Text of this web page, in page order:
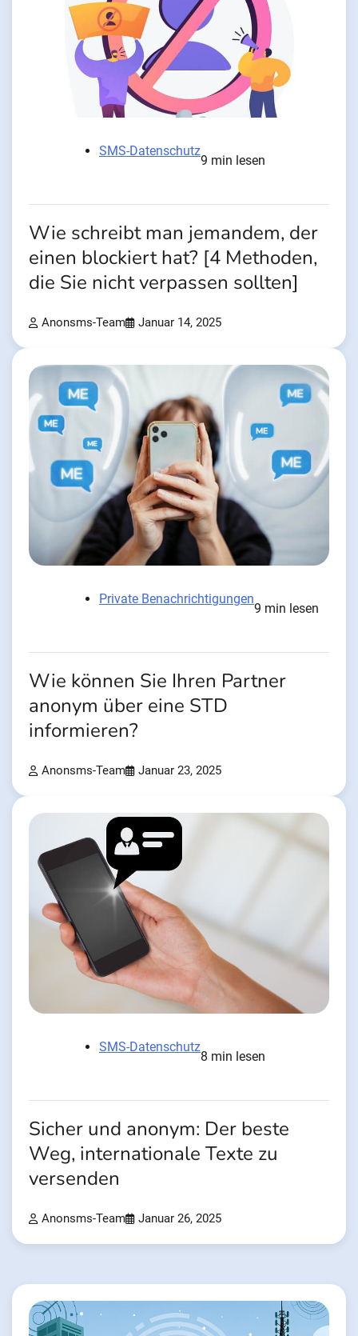
SMS-Datenschutz
9 min lesen
Wie schreibt man jemandem, der
einen blockiert hat? [4 Methoden,
die Sie nicht verpassen sollten]
Anonsms-Team Januar 14, 2025
Private Benachrichtigungen
9 min lesen
Wie können Sie Ihren Partner
anonym über eine STD
informieren?
Anonsms-Team Januar 23, 2025
SMS-Datenschutz
8 min lesen
Sicher und anonym: Der beste
Weg, internationale Texte zu
versenden
Anonsms-Team Januar 26, 2025